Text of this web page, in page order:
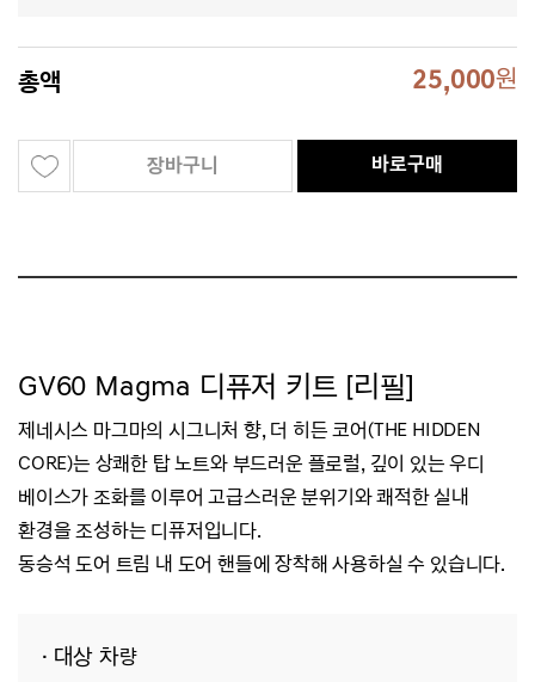
총액 25,000원
장바구니 바로구매
GV60 Magma 디퓨저 키트 [리필]
제네시스 마그마의 시그니처 향, 더 히든 코어(THE HIDDEN
CORE)는 상쾌한 탑 노트와 부드러운 플로럴, 깊이 있는 우디
베이스가 조화를 이루어 고급스러운 분위기와 쾌적한 실내
환경을 조성하는 디퓨저입니다.
동승석 도어 트림 내 도어 핸들에 장착해 사용하실 수 있습니다.
· 대상 차량